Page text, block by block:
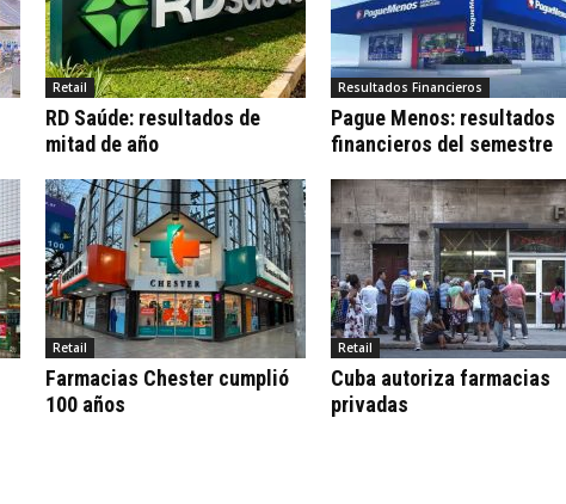
Retail
RD Saúde: resultados de
mitad de año
Resultados Financieros
Pague Menos: resultados
financieros del semestre
Retail
Farmacias Chester cumplió
100 años
Retail
Cuba autoriza farmacias
privadas